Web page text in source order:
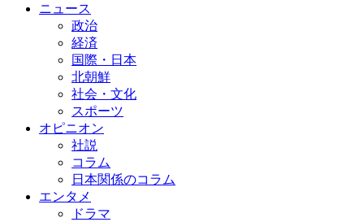
ニュース
政治
経済
国際・日本
北朝鮮
社会・文化
スポーツ
オピニオン
社説
コラム
日本関係のコラム
エンタメ
ドラマ